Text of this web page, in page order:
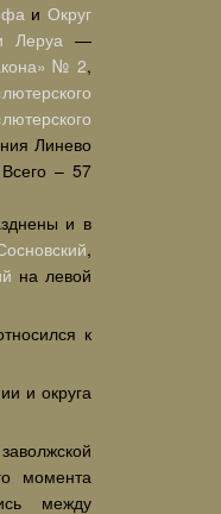
и Округ
Леруа—
№ 2,
Линево
– 57
и в
,
на левой
к
и округа
момента
между